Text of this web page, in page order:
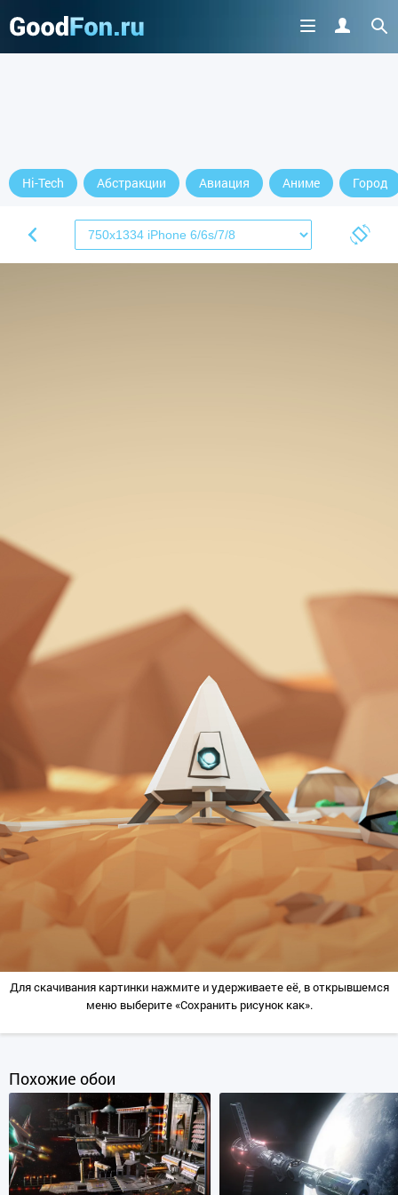
Hi-Tech Абстракции Авиация Аниме Город
Для скачивания картинки нажмите и удерживаете её, в открывшемся
меню выберите «Сохранить рисунок как».
Похожие обои